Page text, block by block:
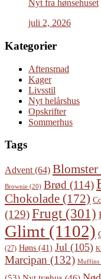
Nyt fra hønsehuset
juli 2, 2026
Kategorier
Aftensmad
Kager
Livsstil
Nyt helårshus
Opskrifter
Sommerhus
Tags
Advent (64) Blomster
Brownie (20) Brød (114)
Chokolade (172)
(129)Frugt (301)
Glimt (1102)
(27) Høns (41) Jul (105)
Marcipan (132) Muffins